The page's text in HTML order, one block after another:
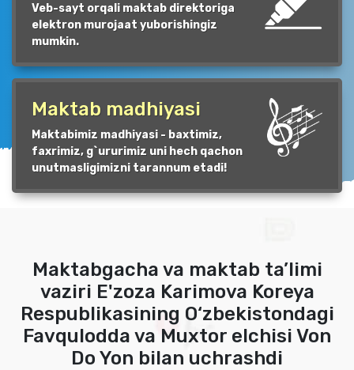
Veb-sayt orqali maktab direktoriga
elektron murojaat yuborishingiz
mumkin.
Maktab madhiyasi
Maktabimiz madhiyasi - baxtimiz,
faxrimiz, g`ururimiz uni hech qachon
unutmasligimizni tarannum etadi!
Maktabgacha va maktab ta’limi
vaziri E'zoza Karimova Koreya
Respublikasining O‘zbekistondagi
Favqulodda va Muxtor elchisi Von
Do Yon bilan uchrashdi